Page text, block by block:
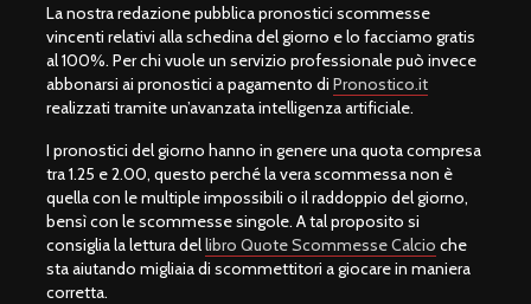
La nostra redazione pubblica pronostici scommesse
vincenti relativi alla schedina del giorno e lo facciamo gratis
al 100%. Per chi vuole un servizio professionale può invece
abbonarsi ai pronostici a pagamento di Pronostico.it
realizzati tramite un’avanzata intelligenza artificiale.
I pronostici del giorno hanno in genere una quota compresa
tra 1.25 e 2.00, questo perché la vera scommessa non è
quella con le multiple impossibili o il raddoppio del giorno,
bensì con le scommesse singole. A tal proposito si
consiglia la lettura dellibro Quote Scommesse Calcio che
sta aiutando migliaia di scommettitori a giocare in maniera
corretta.